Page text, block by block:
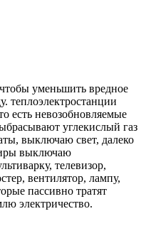
уменьшить вредное
теплоэлектростанции
есть невозобновляемые
углекислый газ
выключаю свет, далеко
выключаю
телевизор,
вентилятор, лампу,
пассивно тратят
электричество.